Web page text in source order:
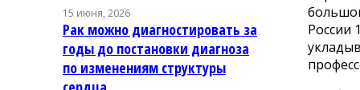
России
15 июня, 2026
Рак можно диагностировать за
годы до постановки диагноза
по изменениям структуры